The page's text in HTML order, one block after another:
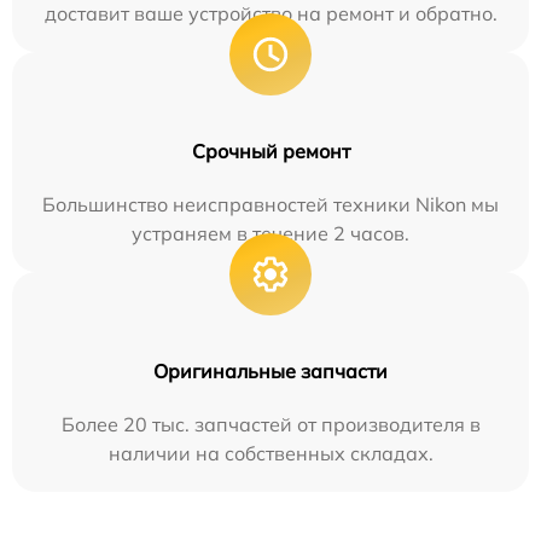
доставит ваше устройство на ремонт и обратно.
Срочный ремонт
Большинство неисправностей техники Nikon мы
устраняем в течение 2 часов.
Оригинальные запчасти
Более 20 тыс. запчастей от производителя в
наличии на собственных складах.